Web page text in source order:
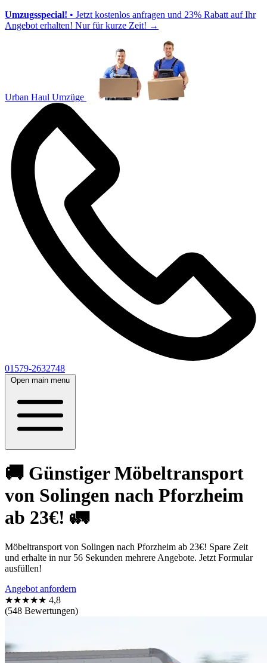
Umzugsspecial! • Jetzt kostenlos anfragen und 23% Rabatt auf Ihr
Angebot erhalten! Nur für kurze Zeit! →
Urban Haul Umzüge
01579-2632748
Open main menu
🚚 Günstiger Möbeltransport
von Solingen nach Pforzheim
ab 23€! 🚛
Möbeltransport von Solingen nach Pforzheim ab 23€! Spare Zeit
und erhalte in nur 56 Sekunden mehrere Angebote. Jetzt Formular
ausfüllen!
Angebot anfordern
★★★★★ 4,8
(548 Bewertungen)